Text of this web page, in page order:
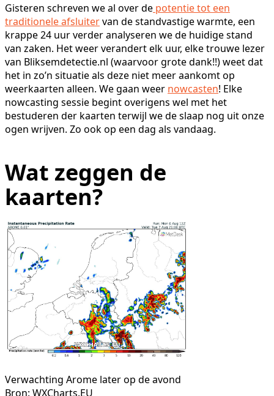
Gisteren schreven we al over de potentie tot een
traditionele afsluitervan de standvastige warmte, een
krappe 24 uur verder analyseren we de huidige stand
van zaken. Het weer verandert elk uur, elke trouwe lezer
van Bliksemdetectie.nl (waarvoor grote dank!!) weet dat
het in zo’n situatie als deze niet meer aankomt op
weerkaarten alleen. We gaan weer nowcasten! Elke
nowcasting sessie begint overigens wel met het
bestuderen der kaarten terwijl we de slaap nog uit onze
ogen wrijven. Zo ook op een dag als vandaag.
Wat zeggen de
kaarten?
Verwachting Arome later op de avond
Bron: WXCharts.EU